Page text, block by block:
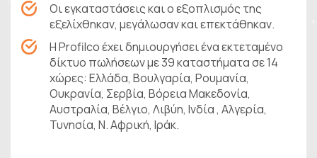
Οι εγκαταστάσεις και ο εξοπλισμός της
εξελίχθηκαν, μεγάλωσαν και επεκτάθηκαν.
Η Profilco έχει δημιουργήσει ένα εκτεταμένο
δίκτυο πωλήσεων με 39 καταστήματα σε 14
χώρες: Ελλάδα, Βουλγαρία, Ρουμανία,
Ουκρανία, Σερβία, Βόρεια Μακεδονία,
Aυστραλία, Βέλγιο, Λιβύη, Ινδία , Αλγερία,
Τυνησία, Ν. Αφρική, Ιράκ.